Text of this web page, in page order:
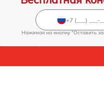
Нажимая на кнопку "Оставить